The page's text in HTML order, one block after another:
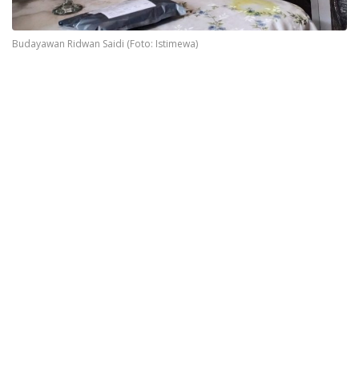
Budayawan Ridwan Saidi (Foto: Istimewa)